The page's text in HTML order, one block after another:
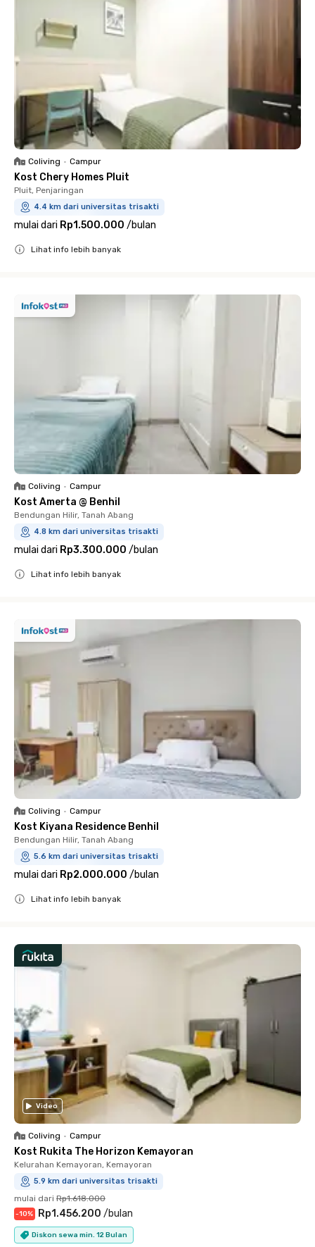
Coliving • Campur
Kost Chery Homes Pluit
Pluit, Penjaringan
4.4 km dari universitas trisakti
mulai dari Rp1.500.000 /bulan
Lihat info lebih banyak
Coliving • Campur
Kost Amerta @ Benhil
Bendungan Hilir, Tanah Abang
4.8 km dari universitas trisakti
mulai dari Rp3.300.000 /bulan
Lihat info lebih banyak
Coliving • Campur
Kost Kiyana Residence Benhil
Bendungan Hilir, Tanah Abang
5.6 km dari universitas trisakti
mulai dari Rp2.000.000 /bulan
Lihat info lebih banyak
Video
Coliving • Campur
Kost Rukita The Horizon Kemayoran
Kelurahan Kemayoran, Kemayoran
5.9 km dari universitas trisakti
mulai dari Rp1.618.000
-10% Rp1.456.200 /bulan
Diskon sewa min. 12 Bulan